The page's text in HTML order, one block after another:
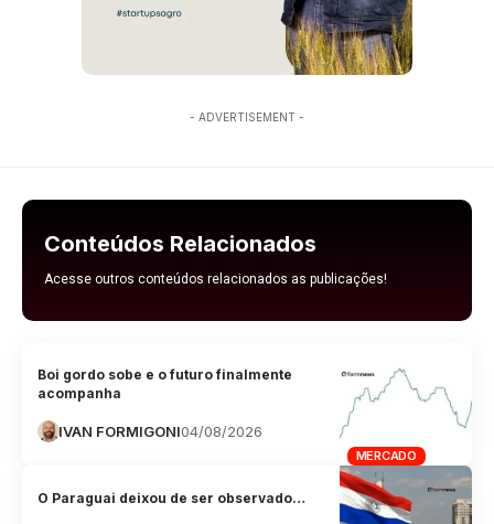
- ADVERTISEMENT -
Conteúdos Relacionados
Acesse outros conteúdos relacionados as publicações!
MERCADO
Boi gordo sobe e o futuro finalmente
acompanha
IVAN FORMIGONI04/08/2026
O Paraguai deixou de ser observado…